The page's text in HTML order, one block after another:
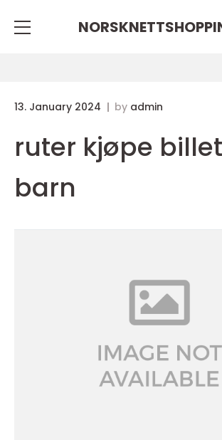
13. January 2024 by admin
ruter kjøpe
barn